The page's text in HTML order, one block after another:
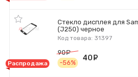
Стекло дисплея для
(J250) черное
Код товара: 31397
Распродажа
90
руб.
-56%
40